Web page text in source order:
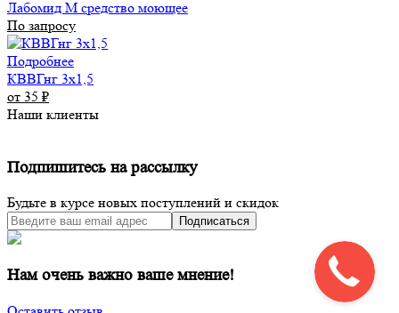
Лабомид М средство моющее
По запросу
Подробнее
КВВГнг 3х1,5
от 35 ₽
Наши клиенты
Подпишитесь на рассылку
Будьте в курсе новых поступлений и скидок
Подписаться
Нам очень важно ваше мнение!